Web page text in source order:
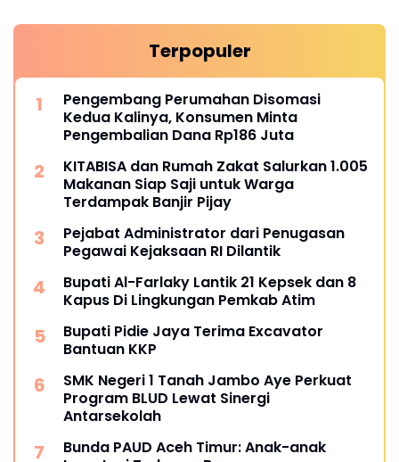
Terpopuler
Pengembang Perumahan Disomasi
Kedua Kalinya, Konsumen Minta
Pengembalian Dana Rp186 Juta
KITABISA dan Rumah Zakat Salurkan 1.005
Makanan Siap Saji untuk Warga
Terdampak Banjir Pijay
Pejabat Administrator dari Penugasan
Pegawai Kejaksaan RI Dilantik
Bupati Al-Farlaky Lantik 21 Kepsek dan 8
Kapus Di Lingkungan Pemkab Atim
Bupati Pidie Jaya Terima Excavator
Bantuan KKP
SMK Negeri 1 Tanah Jambo Aye Perkuat
Program BLUD Lewat Sinergi
Antarsekolah
Bunda PAUD Aceh Timur: Anak-anak